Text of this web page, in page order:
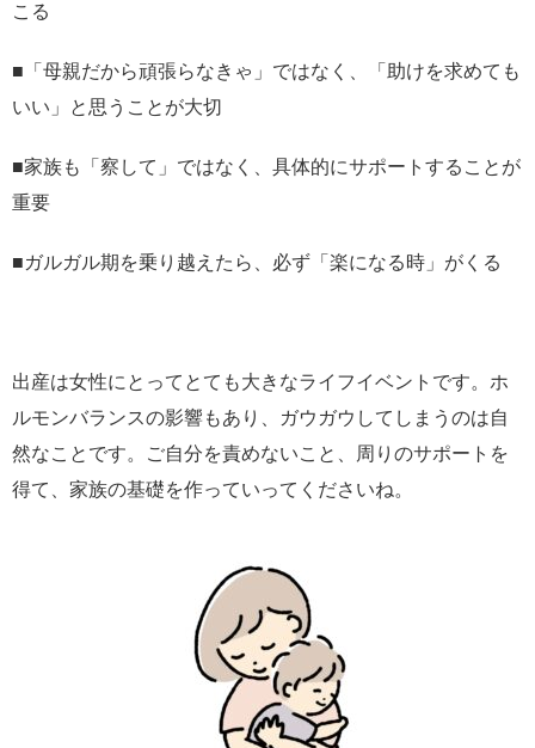
こる
■「母親だから頑張らなきゃ」ではなく、「助けを求めても
いい」と思うことが大切
■家族も「察して」ではなく、具体的にサポートすることが
重要
■ガルガル期を乗り越えたら、必ず「楽になる時」がくる
出産は女性にとってとても大きなライフイベントです。ホ
ルモンバランスの影響もあり、ガウガウしてしまうのは自
然なことです。ご自分を責めないこと、周りのサポートを
得て、家族の基礎を作っていってくださいね。